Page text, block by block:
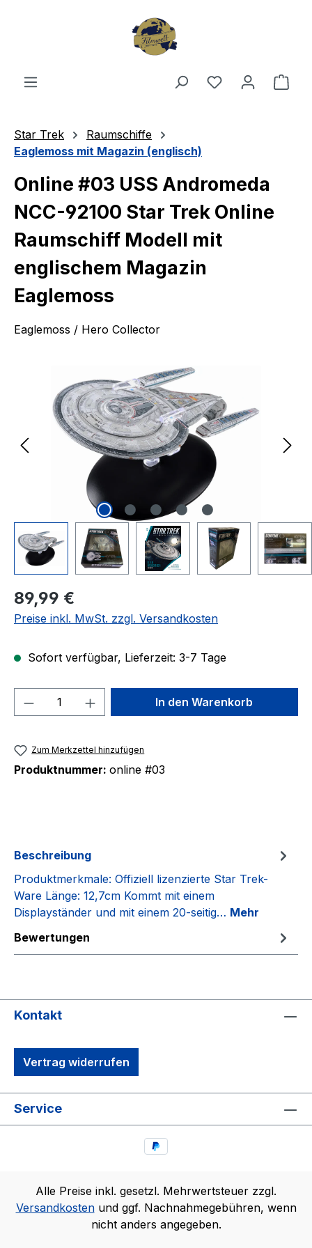
Du hast 0
Star Trek
Raumschiffe
Eaglemoss mit Magazin (englisch)
Online #03 USS Andromeda
NCC-92100 Star Trek Online
Raumschiff Modell mit
englischem Magazin
Eaglemoss
Eaglemoss / Hero Collector
Regulärer Preis:
89,99 €
Preise inkl. MwSt. zzgl. Versandkosten
Sofort verfügbar, Lieferzeit: 3-7 Tage
Produkt Anzahl: Gib denIn den Warenkorb
Zum Merkzettel hinzufügen
Produktnummer: online #03
Beschreibung
Produktmerkmale: Offiziell lizenzierte Star Trek-
Ware Länge: 12,7cm Kommt mit einem
Displayständer und mit einem 20-seitig… Mehr
Bewertungen
Kontakt
Vertrag widerrufen
Service
Alle Preise inkl. gesetzl. Mehrwertsteuer zzgl.
Versandkostenund ggf. Nachnahmegebühren, wenn
nicht anders angegeben.